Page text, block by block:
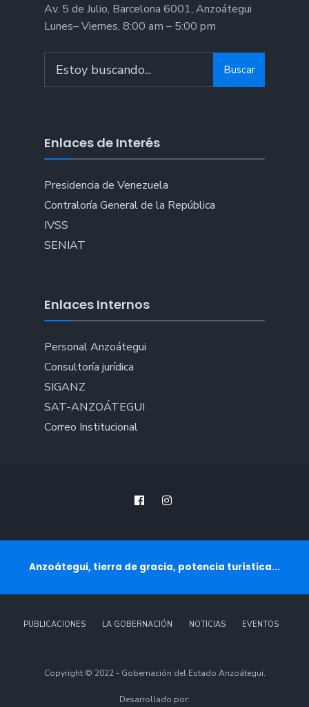
Av. 5 de Julio, Barcelona 6001, Anzoátegui
Lunes– Viernes, 8:00 am – 5:00 pm
for:
Buscar
Enlaces de Interés
Presidencia de Venezuela
Contraloría General de la República
IVSS
SENIAT
Enlaces Internos
Personal Anzoátegui
Consultoría jurídica
SIGANZ
SAT-ANZOÁTEGUI
Correo Institucional
Anzoátegui, tierra de gracia, potencia turística...
PUBLICACIONES LA GOBERNACIÓN NOTICIAS EVENTOS
Copyright © 2022 - Gobernación del Estado Anzoátegui.
Desarrollado por: